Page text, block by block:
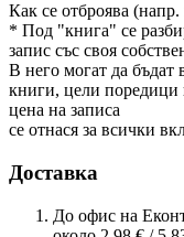
Как се отброява
* Под "книга" се
запис със своя
В него могат да бъдат
книги, цели поредици
цена на записа
се отнася за всички
Доставка
До офис на